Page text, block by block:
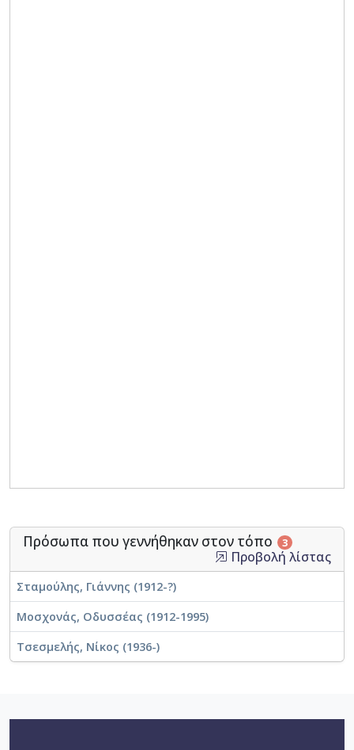
Πρόσωπα που γεννήθηκαν στον τόπο 3
Προβολή λίστας
Σταμούλης, Γιάννης (1912-?)
Μοσχονάς, Οδυσσέας (1912-1995)
Τσεσμελής, Νίκος (1936-)